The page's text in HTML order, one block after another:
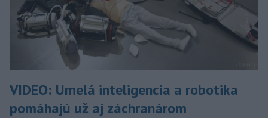
VIDEO: Umelá inteligencia a robotika
pomáhajú už aj záchranárom